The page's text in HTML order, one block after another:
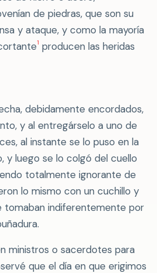
de piedras, que son su
y ataque, y como la mayoría
1 producen las heridas
debidamente encordados,
y al entregárselo a uno de
al instante se lo puso en la
y luego se lo colgó del cuello
totalmente ignorante de
lo mismo con un cuchillo y
tomaban indiferentemente por
ministros o sacerdotes para
que el día en que erigimos